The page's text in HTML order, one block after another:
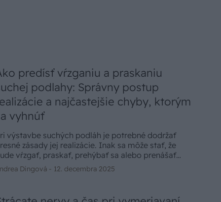
predísť vŕzganiu a praskaniu
podlahy: Správny postup
a najčastejšie chyby, ktorým
vyhnúť
výstavbe suchých podláh je potrebné dodržať
zásady jej realizácie. Inak sa môže stať, že
vŕzgať, praskať, prehýbať sa alebo prenášať
hluk. A to nechcete.
Dingová - 12. decembra 2025